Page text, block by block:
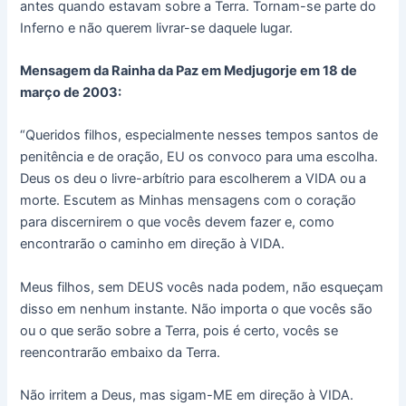
antes quando estavam sobre a Terra. Tornam-se parte do
Inferno e não querem livrar-se daquele lugar.
Mensagem da Rainha da Paz em Medjugorje em 18 de
março de 2003:
“Queridos filhos, especialmente nesses tempos santos de
penitência e de oração, EU os convoco para uma escolha.
Deus os deu o livre-arbítrio para escolherem a VIDA ou a
morte. Escutem as Minhas mensagens com o coração
para discernirem o que vocês devem fazer e, como
encontrarão o caminho em direção à VIDA.
Meus filhos, sem DEUS vocês nada podem, não esqueçam
disso em nenhum instante. Não importa o que vocês são
ou o que serão sobre a Terra, pois é certo, vocês se
reencontrarão embaixo da Terra.
Não irritem a Deus, mas sigam-ME em direção à VIDA.